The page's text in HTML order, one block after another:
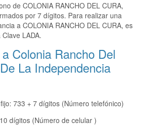
de COLONIA RANCHO DEL CURA,
por 7 dígitos. Para realizar una
a COLONIA RANCHO DEL CURA, es
LADA.
Colonia Rancho Del
La Independencia
733 + 7 dígitos (Número telefónico)
dígitos (Número de celular )